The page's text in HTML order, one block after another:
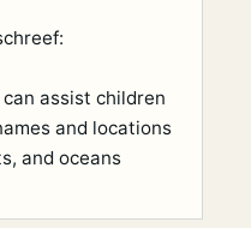
assist children
and locations
and oceans